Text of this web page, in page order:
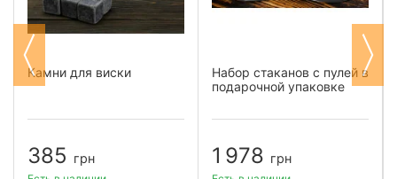
Камни для виски
385 грн
Набор стаканов с пулей в
подарочной упаковке
1 978 грн